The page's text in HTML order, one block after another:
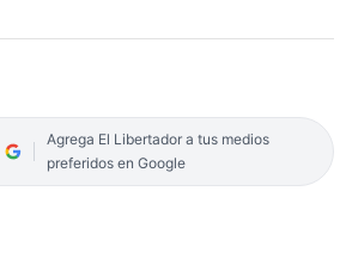
Agrega El Libertador a tus medios
preferidos en Google